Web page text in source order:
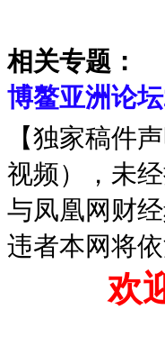
相关专题：
博鳌亚洲论
【独家稿件
视频），未
与凤凰网财
违者本网将依
欢